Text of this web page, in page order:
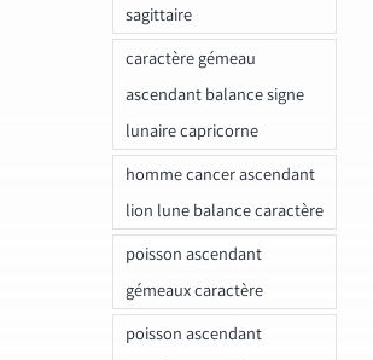
sagittaire
caractère gémeau
ascendant balance signe
lunaire capricorne
homme cancer ascendant
lion lune balance caractère
poisson ascendant
gémeaux caractère
poisson ascendant